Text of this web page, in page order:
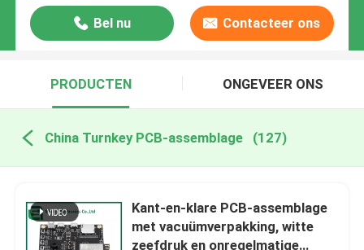
Bel nu Contacteer ons
PRODUCTEN ONGEVEER ONS
China Turnkey PCB-assemblage (127)
Kant-en-klare PCB-assemblage
met vacuümverpakking, witte
zeefdruk en onregelmatige